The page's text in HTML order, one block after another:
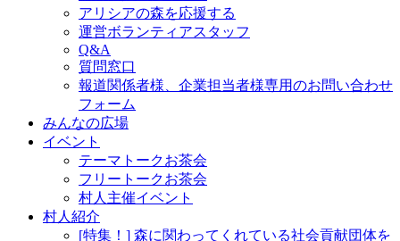
アリシアの森を応援する
運営ボランティアスタッフ
Q&A
質問窓口
報道関係者様、企業担当者様専用のお問い合わせ
フォーム
みんなの広場
イベント
テーマトークお茶会
フリートークお茶会
村人主催イベント
村人紹介
[特集！] 森に関わってくれている社会貢献団体を